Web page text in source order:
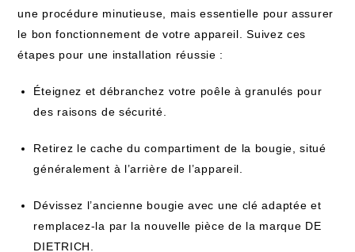
une procédure minutieuse, mais essentielle pour assurer
le bon fonctionnement de votre appareil. Suivez ces
étapes pour une installation réussie :
Éteignez et débranchez votre poêle à granulés pour
des raisons de sécurité.
Retirez le cache du compartiment de la bougie, situé
généralement à l’arrière de l’appareil.
Dévissez l’ancienne bougie avec une clé adaptée et
remplacez-la par la nouvelle pièce de la marque DE
DIETRICH.